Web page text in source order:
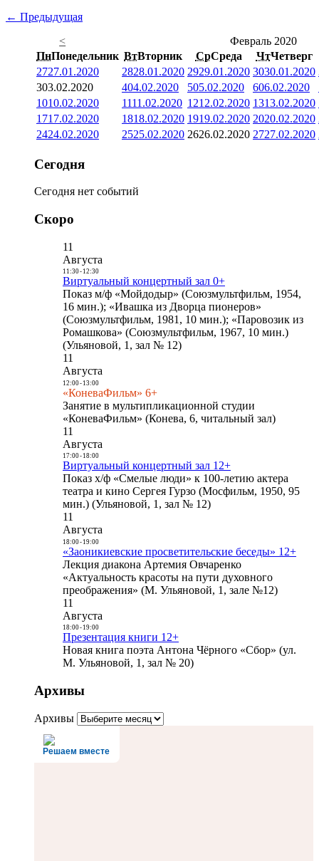
← Предыдущая
<
Февраль 2020
ПнПонедельник ВтВторник СрСреда ЧтЧетверг
2727.01.2020 2828.01.2020 2929.01.2020 3030.01.2020
303.02.2020 404.02.2020 505.02.2020 606.02.2020
1010.02.2020 1111.02.2020 1212.02.2020 1313.02.2020
1717.02.2020 1818.02.2020 1919.02.2020 2020.02.2020
2424.02.2020 2525.02.2020 2626.02.2020 2727.02.2020
Сегодня
Сегодня нет событий
Скоро
11
Августа
11:30- 12:30
Виртуальный концертный зал 0+
Показ м/ф «Мойдодыр» (Союзмультфильм, 1954,
16 мин.); «Ивашка из Дворца пионеров»
(Союзмультфильм, 1981, 10 мин.); «Паровозик из
Ромашкова» (Союзмультфильм, 1967, 10 мин.)
(Ульяновой, 1, зал № 12)
11
Августа
12:00- 13:00
«КоневаФильм» 6+
Занятие в мультипликационной студии
«КоневаФильм» (Конева, 6, читальный зал)
11
Августа
17:00- 18:00
Виртуальный концертный зал 12+
Показ х/ф «Смелые люди» к 100-летию актера
театра и кино Сергея Гурзо (Мосфильм, 1950, 95
мин.) (Ульяновой, 1, зал № 12)
11
Августа
18:00- 19:00
«Заоникиевские просветительские беседы» 12+
Лекция диакона Артемия Овчаренко
«Актуальность красоты на пути духовного
преображения» (М. Ульяновой, 1, зале №12)
11
Августа
18:00- 19:00
Презентация книги 12+
Новая книга поэта Антона Чёрного «Сбор» (ул.
М. Ульяновой, 1, зал № 20)
Архивы
Архивы
Решаем вместе